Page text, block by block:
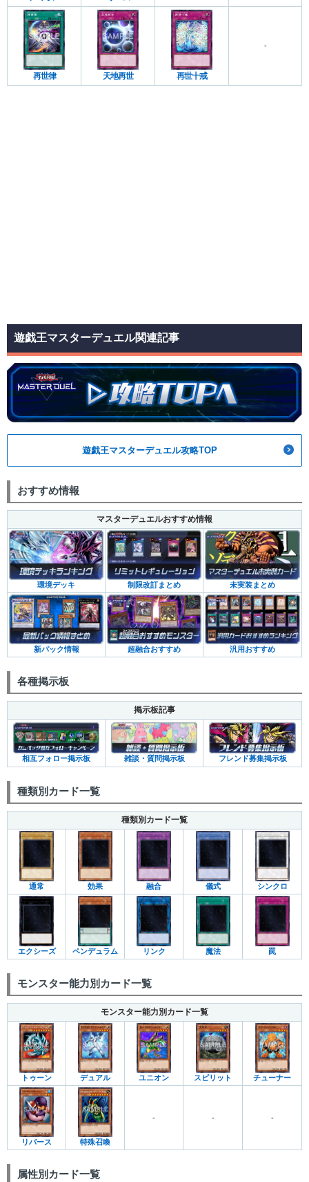
再世律 天地再世 再世十戒
-
遊戯王マスターデュエル関連記事
遊戯王マスターデュエル攻略TOP
おすすめ情報
マスターデュエルおすすめ情報
環境デッキ 制限改訂まとめ 未実装まとめ
新パック情報 超融合おすすめ 汎用おすすめ
各種掲示板
掲示板記事
相互フォロー掲示板 雑談・質問掲示板 フレンド募集掲示板
種類別カード一覧
種類別カード一覧
通常 効果 融合 儀式 シンクロ
エクシーズ ペンデュラム リンク 魔法 罠
モンスター能力別カード一覧
モンスター能力別カード一覧
トゥーン デュアル ユニオン スピリット チューナー
リバース 特殊召喚
- - -
属性別カード一覧